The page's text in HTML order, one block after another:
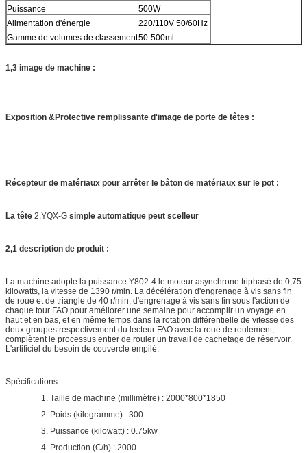
Puissance
500W
Alimentation d'énergie
220/110V 50/60Hz
Gamme de volumes de classement50-500ml
1,3 image de machine :
Exposition &Protective remplissante d'image de porte de têtes :
Récepteur de matériaux pour arrêter le bâton de matériaux sur le pot :
La tête2.YQX-Gsimple automatique peut scelleur
2,1 description de produit :
La machine adopte la puissance Y802-4 le moteur asynchrone triphasé de 0,75
kilowatts, la vitesse de 1390 r/min. La décélération d'engrenage à vis sans fin
de roue et de triangle de 40 r/min, d'engrenage à vis sans fin sous l'action de
chaque tour FAO pour améliorer une semaine pour accomplir un voyage en